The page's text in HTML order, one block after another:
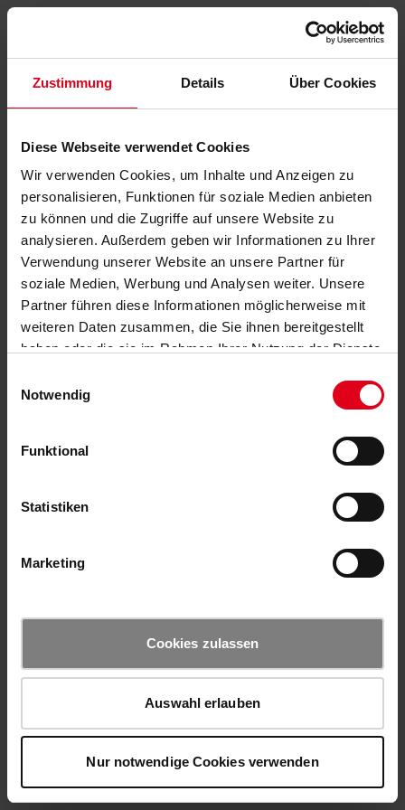
Zustimmung Details Über Cookies
Diese Webseite verwendet Cookies
Wir verwenden Cookies, um Inhalte und Anzeigen zu
personalisieren, Funktionen für soziale Medien anbieten
zu können und die Zugriffe auf unsere Website zu
analysieren. Außerdem geben wir Informationen zu Ihrer
Verwendung unserer Website an unsere Partner für
soziale Medien, Werbung und Analysen weiter. Unsere
Partner führen diese Informationen möglicherweise mit
weiteren Daten zusammen, die Sie ihnen bereitgestellt
haben oder die sie im Rahmen Ihrer Nutzung der Dienste
Notwendig
Funktional
Statistiken
Marketing
Cookies zulassen
Auswahl erlauben
Nur notwendige Cookies verwenden